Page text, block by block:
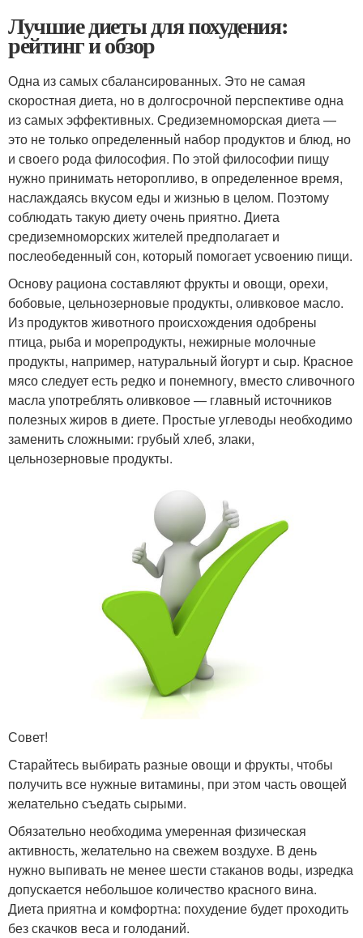
Лучшие диеты для похудения:
рейтинг и обзор
Одна из самых сбалансированных. Это не самая
скоростная диета, но в долгосрочной перспективе одна
из самых эффективных. Средиземноморская диета —
это не только определенный набор продуктов и блюд, но
и своего рода философия. По этой философии пищу
нужно принимать неторопливо, в определенное время,
наслаждаясь вкусом еды и жизнью в целом. Поэтому
соблюдать такую диету очень приятно. Диета
средиземноморских жителей предполагает и
послеобеденный сон, который помогает усвоению пищи.
Основу рациона составляют фрукты и овощи, орехи,
бобовые, цельнозерновые продукты, оливковое масло.
Из продуктов животного происхождения одобрены
птица, рыба и морепродукты, нежирные молочные
продукты, например, натуральный йогурт и сыр. Красное
мясо следует есть редко и понемногу, вместо сливочного
масла употреблять оливковое — главный источников
полезных жиров в диете. Простые углеводы необходимо
заменить сложными: грубый хлеб, злаки,
цельнозерновые продукты.
Совет!
Старайтесь выбирать разные овощи и фрукты, чтобы
получить все нужные витамины, при этом часть овощей
желательно съедать сырыми.
Обязательно необходима умеренная физическая
активность, желательно на свежем воздухе. В день
нужно выпивать не менее шести стаканов воды, изредка
допускается небольшое количество красного вина.
Диета приятна и комфортна: похудение будет проходить
без скачков веса и голоданий.